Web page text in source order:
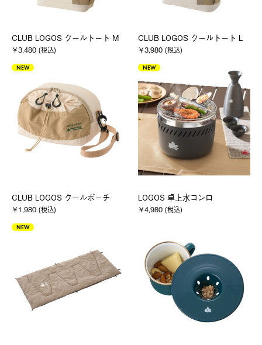
CLUB LOGOS クールトート M
￥3,480 (税込)
CLUB LOGOS クールトート L
￥3,980 (税込)
NEW
CLUB LOGOS クールポーチ
￥1,980 (税込)
NEW
LOGOS 卓上水コンロ
￥4,980 (税込)
NEW